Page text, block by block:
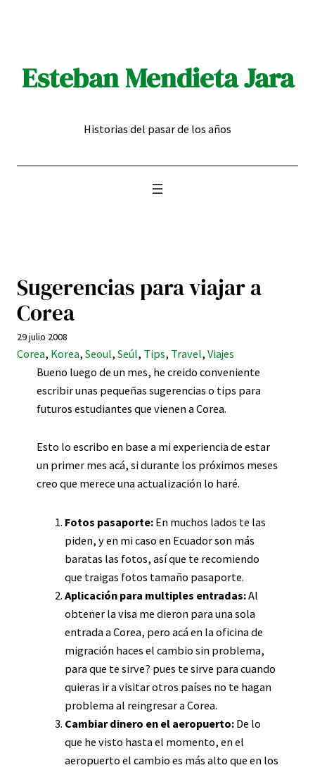
Esteban Mendieta Jara
Historias del pasar de los años
Sugerencias para viajar a
Corea
29 julio 2008
Corea, Korea, Seoul, Seúl, Tips, Travel, Viajes
Bueno luego de un mes, he creido conveniente
escribir unas pequeñas sugerencias o tips para
futuros estudiantes que vienen a Corea.
Esto lo escribo en base a mi experiencia de estar
un primer mes acá, si durante los próximos meses
creo que merece una actualización lo haré.
Fotos pasaporte: En muchos lados te las
piden, y en mi caso en Ecuador son más
baratas las fotos, así que te recomiendo
que traigas fotos tamaño pasaporte.
Aplicación para multiples entradas:Al
obtener la visa me dieron para una sola
entrada a Corea, pero acá en la oficina de
migración haces el cambio sin problema,
para que te sirve? pues te sirve para cuando
quieras ir a visitar otros países no te hagan
problema al reingresar a Corea.
Cambiar dinero en el aeropuerto: De lo
que he visto hasta el momento, en el
aeropuerto el cambio es más alto que en los